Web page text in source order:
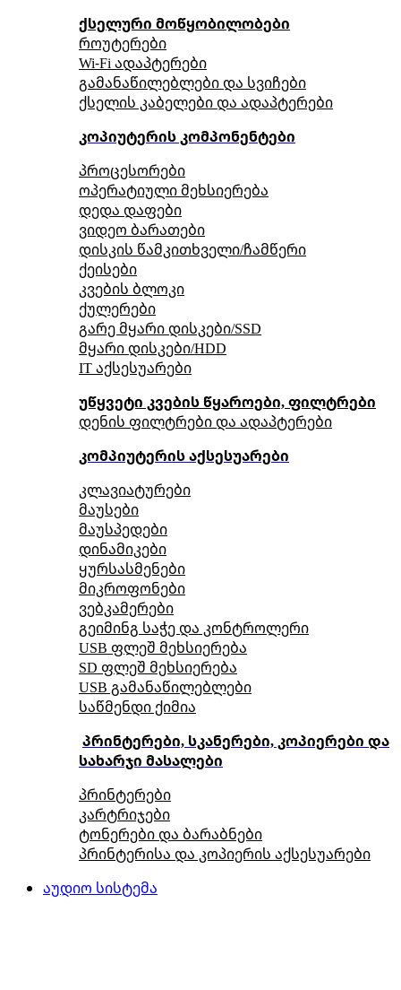
ქსელური მოწყობილობები
როუტერები
Wi-Fi ადაპტერები
გამანაწილებლები და სვიჩები
ქსელის კაბელები და ადაპტერები
კოპიუტერის კომპონენტები
პროცესორები
ოპერატიული მეხსიერება
დედა დაფები
ვიდეო ბარათები
დისკის წამკითხველი/ჩამწერი
ქეისები
კვების ბლოკი
ქულერები
გარე მყარი დისკები/SSD
მყარი დისკები/HDD
IT აქსესუარები
უწყვეტი კვების წყაროები, ფილტრები
დენის ფილტრები და ადაპტერები
კომპიუტერის აქსესუარები
კლავიატურები
მაუსები
მაუსპედები
დინამიკები
ყურსასმენები
მიკროფონები
ვებკამერები
გეიმინგ საჭე და კონტროლერი
USB ფლეშ მეხსიერება
SD ფლეშ მეხსიერება
USB გამანაწილებლები
საწმენდი ქიმია
პრინტერები, სკანერები, კოპიერები და
სახარჯი მასალები
პრინტერები
კარტრიჯები
ტონერები და ბარაბნები
პრინტერისა და კოპიერის აქსესუარები
აუდიო სისტემა